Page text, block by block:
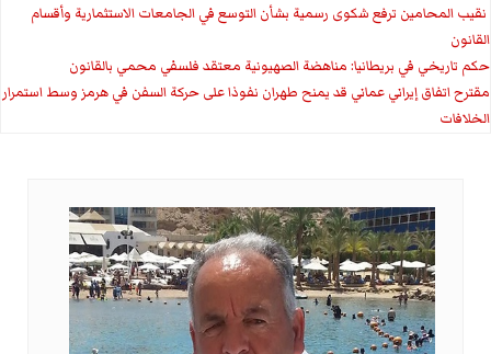
‏ نقيب المحامين ترفع شكوى رسمية بشأن التوسع في الجامعات الاستثمارية وأقسام
القانون
حكم تاريخي في بريطانيا: مناهضة الصهيونية معتقد فلسفي محمي بالقانون
مقترح اتفاق إيراني عماني قد يمنح طهران نفوذا على حركة السفن في هرمز وسط استمرار
الخلافات